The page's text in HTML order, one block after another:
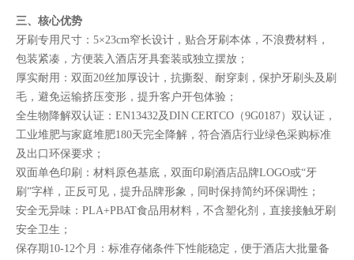
三、核心优势
牙刷专用尺寸：5×23cm窄长设计，贴合牙刷本体，不浪费材料，
包装紧凑，方便装入酒店牙具套装或独立摆放；
厚实耐用：双面20丝加厚设计，抗撕裂、耐穿刺，保护牙刷头及刷
毛，避免运输挤压变形，提升客户开包体验；
全生物降解双认证：EN13432及DIN CERTCO（9G0187）双认证，
工业堆肥与家庭堆肥180天完全降解，符合酒店行业绿色采购标准
及出口环保要求；
双面单色印刷：材料原色基底，双面印刷酒店品牌LOGO或“牙
刷”字样，正反可见，提升品牌形象，同时保持简约环保调性；
安全无异味：PLA+PBAT食品用材料，不含塑化剂，直接接触牙刷
安全卫生；
保存期10-12个月：标准存储条件下性能稳定，便于酒店大批量备